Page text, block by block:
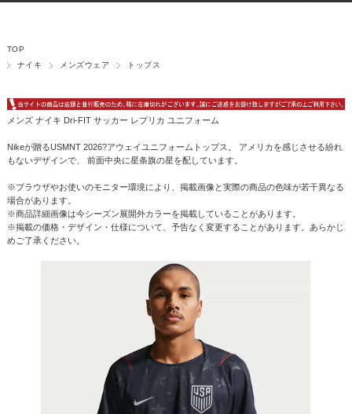
TOP
ナイキ
メンズウェア トップス
メンズ ナイキ Dri-FIT サッカー レプリカ ユニフォーム
Nikeが贈るUSMNT 2026?アウェイユニフォームトップス。 アメリカを感じさせる紛れ
もないデザインで、 前面中央に星条旗の星を配しています。
※ブラウザやお使いのモニター環境により、掲載画像と実際の商品の色味が若干異なる
場合があります。
※商品詳細画像は今シーズン展開外カラーを掲載していることがあります。
※掲載の価格・デザイン・仕様について、予告なく変更することがあります。あらかじ
めご了承ください。